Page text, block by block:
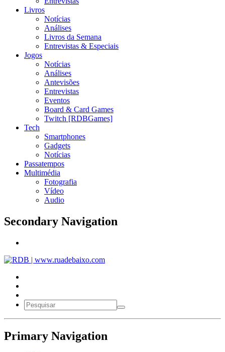
Livros
Notícias
Análises
Livros da Semana
Entrevistas & Especiais
Jogos
Notícias
Análises
Antevisões
Entrevistas
Eventos
Board & Card Games
Twitch [RDBGames]
Tech
Smartphones
Gadgets
Notícias
Passatempos
Multimédia
Fotografia
Vídeo
Audio
Secondary Navigation
Primary Navigation